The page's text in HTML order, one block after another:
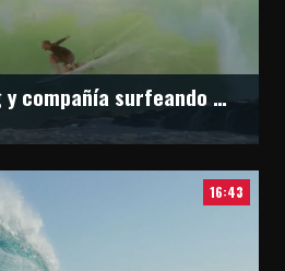
Video: Mick Fanning y compañía surfeando en Snapper Rocks
16:43